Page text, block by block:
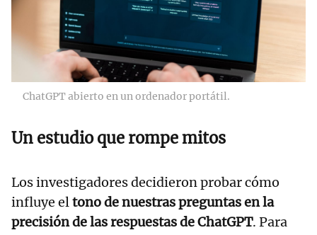
ChatGPT abierto en un ordenador portátil.
Un estudio que rompe mitos
Los investigadores decidieron probar cómo
influye eltono de nuestras preguntas en la
precisión de las respuestas de ChatGPT. Para